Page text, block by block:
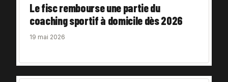
Le fisc rembourse une partie du
coaching sportif à domicile dès 2026
19 mai 2026